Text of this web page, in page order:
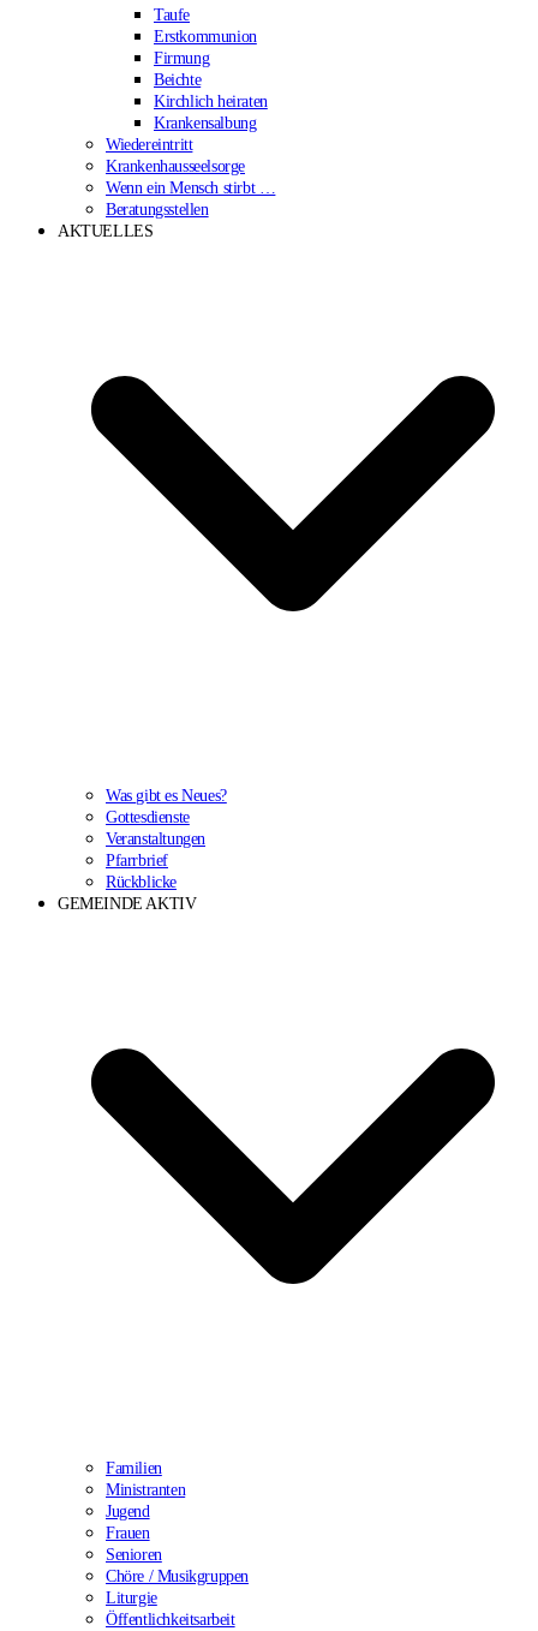
Taufe
Erstkommunion
Firmung
Beichte
Kirchlich heiraten
Krankensalbung
Wiedereintritt
Krankenhausseelsorge
Wenn ein Mensch stirbt …
Beratungsstellen
AKTUELLES
Was gibt es Neues?
Gottesdienste
Veranstaltungen
Pfarrbrief
Rückblicke
GEMEINDE AKTIV
Familien
Ministranten
Jugend
Frauen
Senioren
Chöre / Musikgruppen
Liturgie
Öffentlichkeitsarbeit